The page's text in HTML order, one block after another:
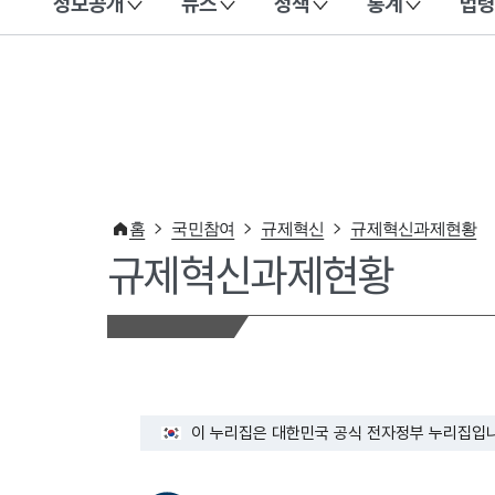
이 누리집은 대한민국 공식 전자정부 누리집입니다.
홈 국민참여 규제혁신 규제혁신과제현황
규제혁신과제현황